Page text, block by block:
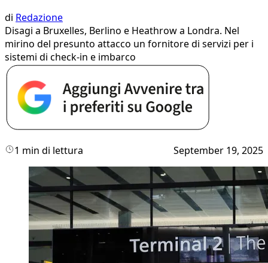
di Redazione
Disagi a Bruxelles, Berlino e Heathrow a Londra. Nel
mirino del presunto attacco un fornitore di servizi per i
sistemi di check-in e imbarco
1 min di lettura September 19, 2025